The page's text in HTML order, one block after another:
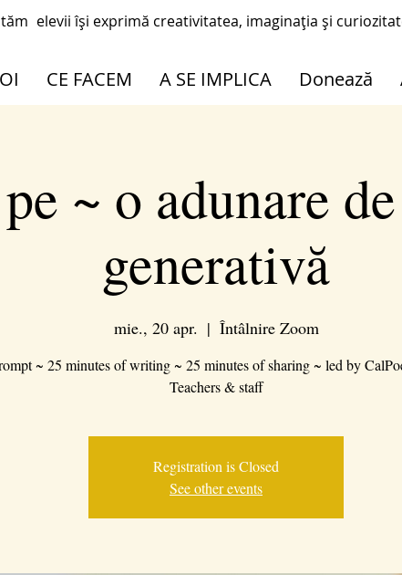
elevii își exprimă creativitatea, imaginația și
CE FACEM A SE IMPLICA Donează
~ o adunare
generativă
mie., 20 apr.
  |
Întâlnire Zoom
~ 25 minutes of writing ~ 25 minutes of sharing ~ led by
Teachers & staff
Registration is Closed
See other events